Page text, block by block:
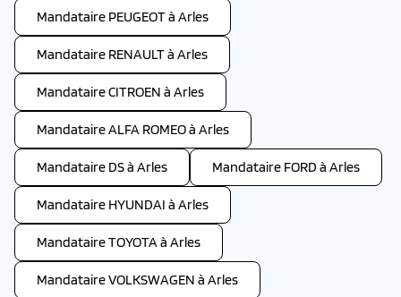
Mandataire PEUGEOT à Arles
Mandataire RENAULT à Arles
Mandataire CITROEN à Arles
Mandataire ALFA ROMEO à Arles
Mandataire DS à Arles Mandataire FORD à Arles
Mandataire HYUNDAI à Arles
Mandataire TOYOTA à Arles
Mandataire VOLKSWAGEN à Arles